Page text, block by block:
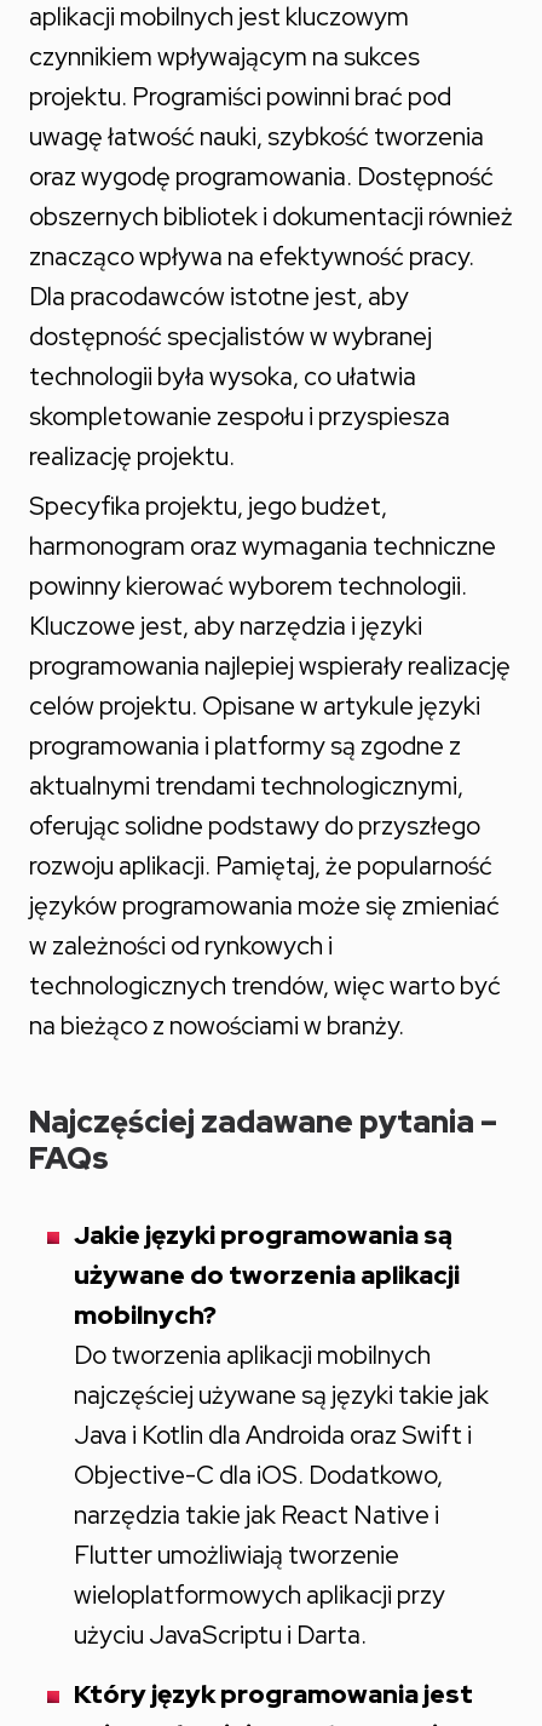
aplikacji mobilnych jest kluczowym
czynnikiem wpływającym na sukces
projektu. Programiści powinni brać pod
uwagę łatwość nauki, szybkość tworzenia
oraz wygodę programowania. Dostępność
obszernych bibliotek i dokumentacji również
znacząco wpływa na efektywność pracy.
Dla pracodawców istotne jest, aby
dostępność specjalistów w wybranej
technologii była wysoka, co ułatwia
skompletowanie zespołu i przyspiesza
realizację projektu.
Specyfika projektu, jego budżet,
harmonogram oraz wymagania techniczne
powinny kierować wyborem technologii.
Kluczowe jest, aby narzędzia i języki
programowania najlepiej wspierały realizację
celów projektu. Opisane w artykule języki
programowania i platformy są zgodne z
aktualnymi trendami technologicznymi,
oferując solidne podstawy do przyszłego
rozwoju aplikacji. Pamiętaj, że popularność
języków programowania może się zmieniać
w zależności od rynkowych i
technologicznych trendów, więc warto być
na bieżąco z nowościami w branży.
Najczęściej zadawane pytania –
FAQs
Jakie języki programowania są
używane do tworzenia aplikacji
mobilnych?
Do tworzenia aplikacji mobilnych
najczęściej używane są języki takie jak
Java i Kotlin dla Androida oraz Swift i
Objective-C dla iOS. Dodatkowo,
narzędzia takie jak React Native i
Flutter umożliwiają tworzenie
wieloplatformowych aplikacji przy
użyciu JavaScriptu i Darta.
Który język programowania jest